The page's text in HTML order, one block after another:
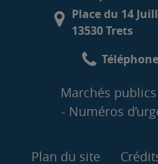
Place du 14
13530 Trets
Marchés publics
Numéros
Plan du site